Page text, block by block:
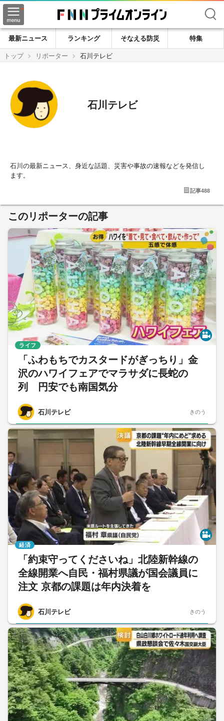
検索
最新ニュース ランキング そなえる防災
特集
トップ
リポーター 石川テレビ
石川テレビ
石川の最新ニュース、身近な話題、災害や事故の速報などを発信し
ます。
記事488
このリポーターの記事
「ふわもちでカスタードがぎっちり」金
沢のハワイフェアでマラサダに長蛇の
列 円安でも南国気分
石川テレビ
ライフ
きのう
「約束守ってくださいね」北陸新幹線の
全線開業へ自民・福村県議が国会議員に
注文 京都の課題は年内決着を
石川テレビ
経済
きのう